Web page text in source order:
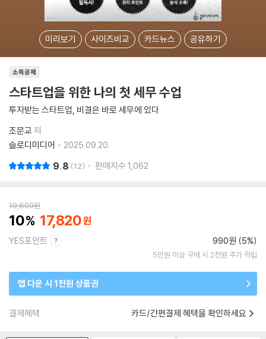
미리보기 사이즈비교 카드뉴스 공유하기
소득공제
스타트업을 위한 나의 첫 세무 수업
투자받는 스타트업, 비결은 바로 세무에 있다
조문교 저
슬로디미디어
2025.09.20.
9.8 12 판매지수 1,062
19,800원
10 17,820
YES포인트 990원 (5%)
5만원 이상 구매 시 2천원 추가 적립
앱 다운 시 1천원 상품권
결제혜택 카드/간편결제 혜택을 확인하세요